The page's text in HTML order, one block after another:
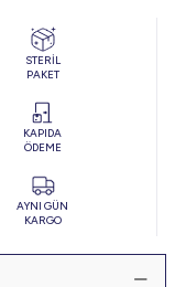
STERİL
PAKET
KAPIDA
ÖDEME
AYNI GÜN
KARGO